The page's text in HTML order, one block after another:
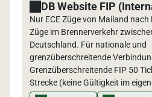
DB Website FIP
Nur ECE Züge von Mailand
Züge im Brennerverkehr
Deutschland. Für nationale und
grenzüberschreitende
Grenzüberschreitende FIP 50
Strecke (keine Gültigkeit im